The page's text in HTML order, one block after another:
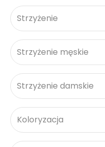
Strzyżenie
Strzyżenie męskie
Strzyżenie damskie
Koloryzacja